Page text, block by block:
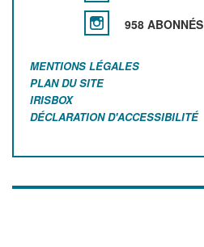
958 ABONNÉS
MENTIONS LÉGALES
PLAN DU SITE
IRISBOX
DÉCLARATION D'ACCESSIBILITÉ